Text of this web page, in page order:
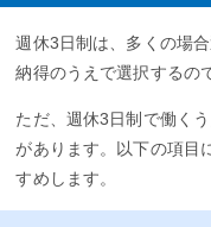
週休3日制は、多くの場
納得のうえで選択するの
ただ、週休3日制で働く
があります。以下の項目
すめします。